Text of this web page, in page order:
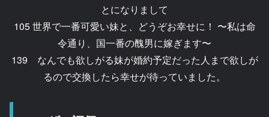
とになりまして
105 世界で一番可愛い妹と、どうぞお幸せに！ 〜私は命
令通り、国一番の醜男に嫁ぎます〜
139 なんでも欲しがる妹が婚約予定だった人まで欲しが
るので交換したら幸せが待っていました。